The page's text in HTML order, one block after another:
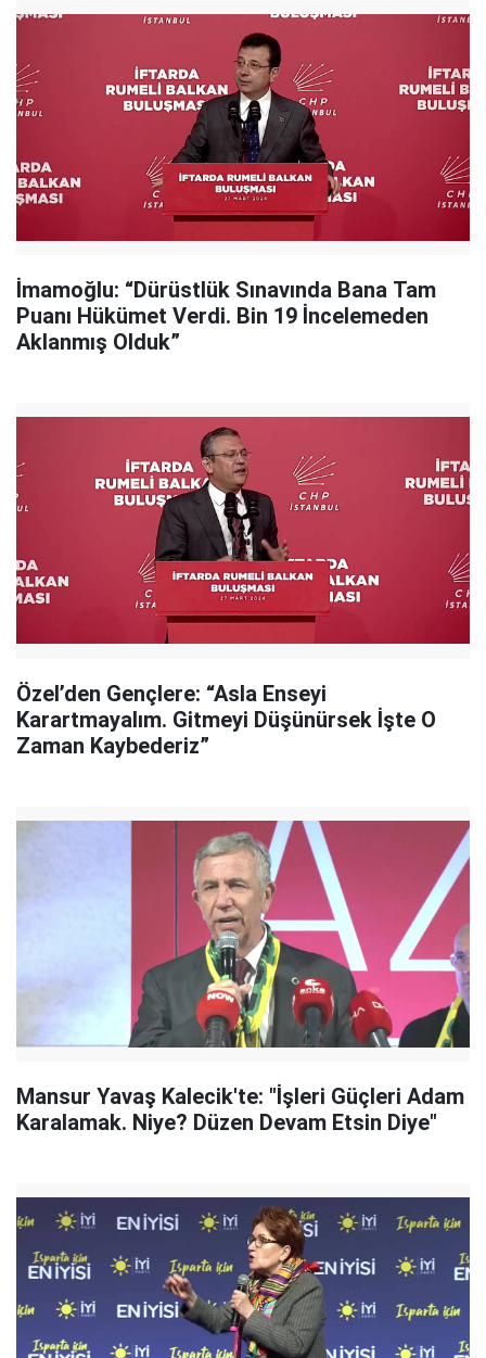
İmamoğlu: “Dürüstlük Sınavında Bana Tam
Puanı Hükümet Verdi. Bin 19 İncelemeden
Aklanmış Olduk”
Özel’den Gençlere: “Asla Enseyi
Karartmayalım. Gitmeyi Düşünürsek İşte O
Zaman Kaybederiz”
Mansur Yavaş Kalecik'te: "İşleri Güçleri Adam
Karalamak. Niye? Düzen Devam Etsin Diye"